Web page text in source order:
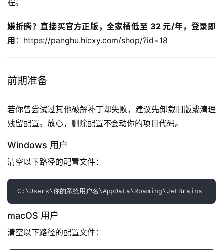
程。
嫌折腾？直接买官方正版，全家桶低至 32 元/年，登录即
用 ：https://panghu.hicxy.com/shop/?id=18
前期准备
若你曾尝试过其他破解补丁却失败，建议先卸载旧版或清理
残留配置。放心，删除配置不会动你的项目代码。
Windows 用户
清空以下路径的配置文件：
macOS 用户
清空以下路径的配置文件：